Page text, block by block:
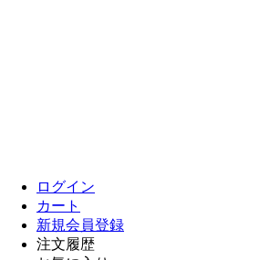
ログイン
カート
新規会員登録
注文履歴